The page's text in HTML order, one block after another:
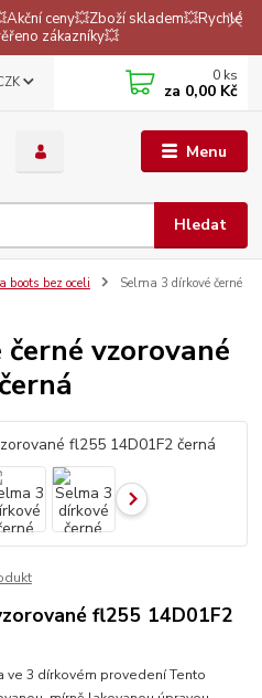
ceny💥Zboží skladem💥Rychlé
zákazníky💥
Menu
Hledat
0 ks
za 0,00 Kč
boots bez oceli
Selma 3 dírkové černé
vzorované
fl255 14D01F2
ve 3 dírkovém provedení Tento